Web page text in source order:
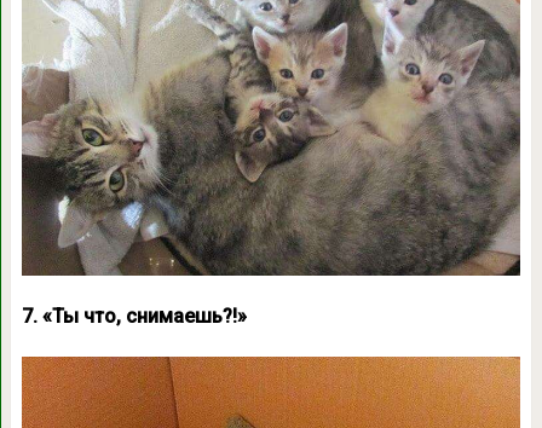
7. «Ты что, снимаешь?!»